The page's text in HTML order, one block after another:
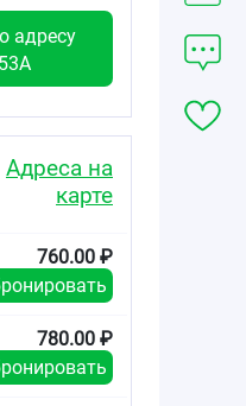
адресу
Адреса на
карте
760.00 ₽
780.00 ₽